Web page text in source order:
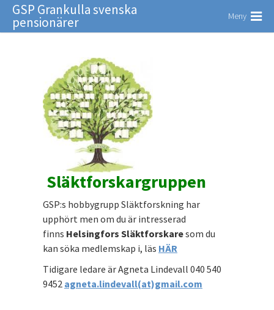
GSP Grankulla svenska
pensionärer Meny
Släktforskargruppen
GSP:s hobbygrupp Släktforskning har
upphört men om du är intresserad
finns Helsingfors Släktforskaresom du
kan söka medlemskap i, läs HÄR
Tidigare ledare är Agneta Lindevall 040 540
9452 agneta.lindevall(at)gmail.com